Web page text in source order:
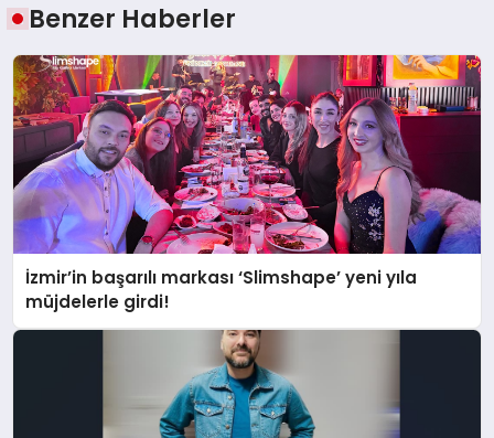
Benzer Haberler
İzmir’in başarılı markası ‘Slimshape’ yeni yıla
müjdelerle girdi!